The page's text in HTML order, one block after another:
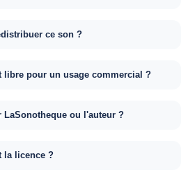
ce son ?
libre pour un usage commercial ?
ou l'auteur ?
la licence ?